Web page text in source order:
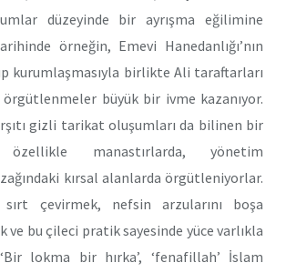
düzeyinde bir ayrışma eğilimine
örneğin, Emevi Hanedanlığı’nın
kurumlaşmasıyla birlikte Ali taraftarları
büyük bir ivme kazanıyor.
gizli tarikat oluşumları da bilinen bir
manastırlarda, yönetim
kırsal alanlarda örgütleniyorlar.
çevirmek, nefsin arzularını boşa
ve bu çileci pratik sayesinde yüce varlıkla
lokma bir hırka’, ‘fenafillah’ İslam